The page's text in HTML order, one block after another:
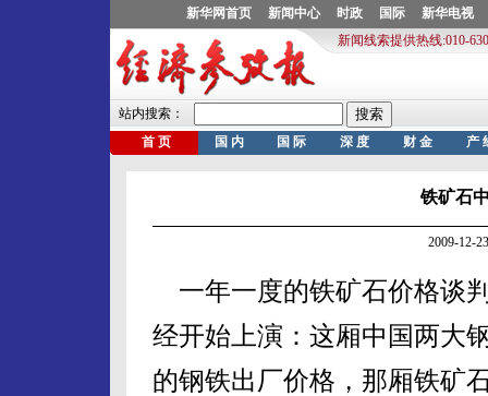
铁矿石
2009-12-
一年一度的铁矿石价格谈
经开始上演：这厢中国两大
的钢铁出厂价格，那厢铁矿